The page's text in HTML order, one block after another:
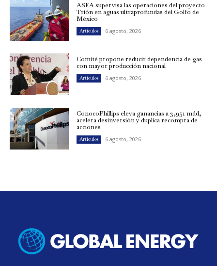
ASEA supervisa las operaciones del proyecto
Trión en aguas ultraprofundas del Golfo de
México
Artículos 6 agosto, 2026
Comité propone reducir dependencia de gas
con mayor producción nacional
Artículos 6 agosto, 2026
ConocoPhillips eleva ganancias a 3,951 mdd,
acelera desinversión y duplica recompra de
acciones
Artículos 6 agosto, 2026